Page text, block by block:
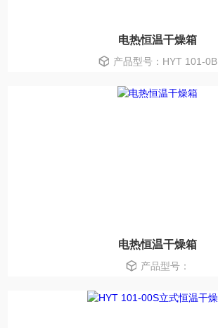
电热恒温干燥箱
产品型号：HYT 101-0B
电热恒温干燥箱
产品型号：